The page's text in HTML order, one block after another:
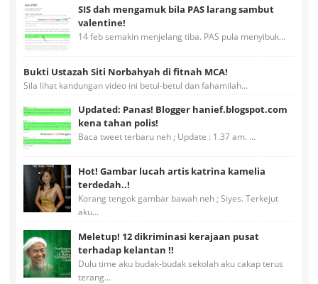
SIS dah mengamuk bila PAS larang sambut
valentine!
14 feb semakin menjelang tiba. PAS pula menyibuk...
Bukti Ustazah Siti Norbahyah di fitnah MCA!
Sila lihat kandungan video ini betul-betul dan fahamilah...
Updated: Panas! Blogger hanief.blogspot.com
kena tahan polis!
Baca tweet terbaru neh ; Update : 1.37 am. ...
Hot! Gambar lucah artis katrina kamelia
terdedah..!
Korang tengok gambar bawah neh ; Siyes. Terkejut
aku...
Meletup! 12 dikriminasi kerajaan pusat
terhadap kelantan !!
Dulu time aku budak-budak sekolah aku cakap terus
terang...